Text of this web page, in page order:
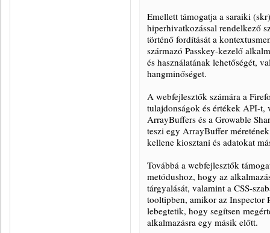
Emellett támogatja a saraiki
hiperhivatkozással rendelkező
történő fordítását a
származó Passkey-kezelő
és használatának lehetőségét,
hangminőséget.
A webfejlesztők számára a
tulajdonságok és értékek API-t,
ArrayBuffers és a Growable
teszi egy ArrayBuffer
kellene kiosztani és adatokat
Továbbá a webfejlesztők
metódushoz, hogy az
tárgyalását, valamint a CSS-
tooltipben, amikor az Inspector
lebegtetik, hogy segítsen
alkalmazásra egy másik előtt.